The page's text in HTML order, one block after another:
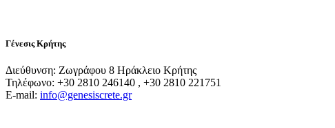
Γένεσις Κρήτης
Διεύθυνση: Ζωγράφου 8 Ηράκλειο Κρήτης
Τηλέφωνο: +30 2810 246140 , +30 2810 221751
E-mail: info@genesiscrete.gr